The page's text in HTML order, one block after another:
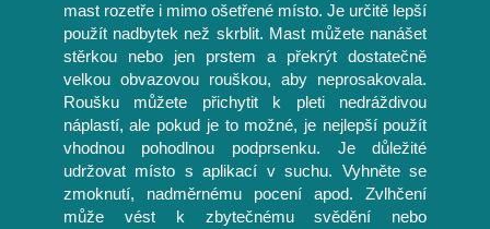
mast rozetře i mimo ošetřené místo. Je určitě lepší
použít nadbytek než skrblit. Mast můžete nanášet
stěrkou nebo jen prstem a překrýt dostatečně
velkou obvazovou rouškou, aby neprosakovala.
Roušku můžete přichytit k pleti nedráždivou
náplastí, ale pokud je to možné, je nejlepší použít
vhodnou pohodlnou podprsenku. Je důležité
udržovat místo s aplikací v suchu. Vyhněte se
zmoknutí, nadměrnému pocení apod. Zvlhčení
může vést k zbytečnému svědění nebo